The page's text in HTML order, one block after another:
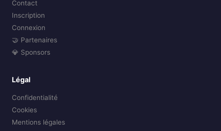
Contact
Inscription
Connexion
🤝 Partenaires
💎 Sponsors
Légal
Confidentialité
Cookies
Mentions légales